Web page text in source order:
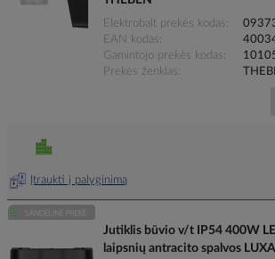
Elektrobalt prekės kodas
EAN kodas
Gamintojo prekės kodas
Prekės ženklas
Įtraukti į palyginimą
Jutiklis būvio v/t IP54 400W
laipsnių antracito spalvos